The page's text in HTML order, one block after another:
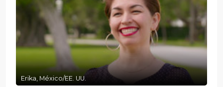
Erika, México/EE. UU.